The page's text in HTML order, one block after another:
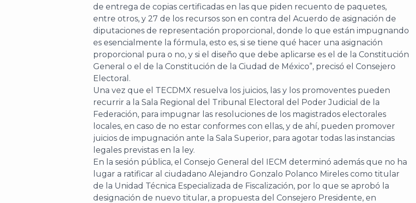
de entrega de copias certificadas en las que piden recuento de paquetes,
entre otros, y 27 de los recursos son en contra del Acuerdo de asignación de
diputaciones de representación proporcional, donde lo que están impugnando
es esencialmente la fórmula, esto es, si se tiene qué hacer una asignación
proporcional pura o no, y si el diseño que debe aplicarse es el de la Constitución
General o el de la Constitución de la Ciudad de México”, precisó el Consejero
Electoral.
Una vez que el TECDMX resuelva los juicios, las y los promoventes pueden
recurrir a la Sala Regional del Tribunal Electoral del Poder Judicial de la
Federación, para impugnar las resoluciones de los magistrados electorales
locales, en caso de no estar conformes con ellas, y de ahí, pueden promover
juicios de impugnación ante la Sala Superior, para agotar todas las instancias
legales previstas en la ley.
En la sesión pública, el Consejo General del IECM determinó además que no ha
lugar a ratificar al ciudadano Alejandro Gonzalo Polanco Mireles como titular
de la Unidad Técnica Especializada de Fiscalización, por lo que se aprobó la
designación de nuevo titular, a propuesta del Consejero Presidente, en